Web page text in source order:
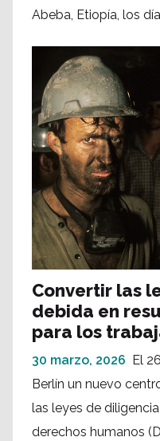
Abeba, Etiopía, los
Convertir las
debida en
para los
30 marzo, 2026
El
Berlín un nuevo
las leyes de
derechos humanos